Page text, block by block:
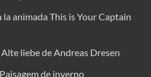
la animada This is Your Captain
liebe de Andreas Dresen
de inverno